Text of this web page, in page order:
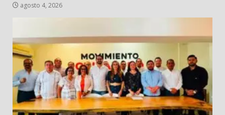
agosto 4, 2026